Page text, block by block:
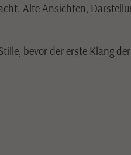
Alte Ansichten,
bevor der erste Klang